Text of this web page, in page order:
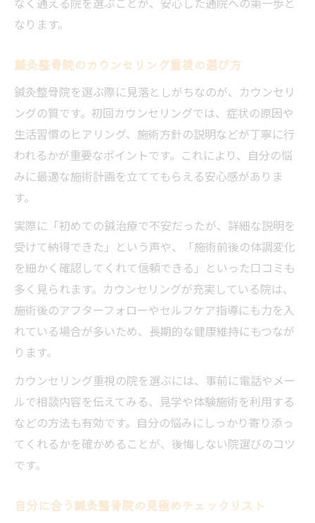
なります。
鍼灸整骨院のカウンセリング重視の選び方
鍼灸整骨院を選ぶ際に見落としがちなのが、カウンセリ
ングの質です。初回カウンセリングでは、症状の原因や
生活習慣のヒアリング、施術方針の説明などが丁寧に行
われるかが重要なポイントです。これにより、自分の悩
みに最適な施術計画を立ててもらえる安心感がありま
す。
実際に「初めての鍼治療で不安だったが、詳細な説明を
受けて納得できた」という声や、「施術前後の体調変化
を細かく確認してくれて信頼できる」といった口コミも
多く見られます。カウンセリングが充実している院は、
施術後のアフターフォローやセルフケア指導にも力を入
れている場合が多いため、長期的な健康維持にもつなが
ります。
カウンセリング重視の院を選ぶには、事前に電話やメー
ルで相談内容を伝えてみる、見学や体験施術を利用する
などの方法も有効です。自分の悩みにしっかり寄り添っ
てくれるかを確かめることが、後悔しない院選びのコツ
です。
自分に合う鍼灸整骨院の見極めチェックリスト